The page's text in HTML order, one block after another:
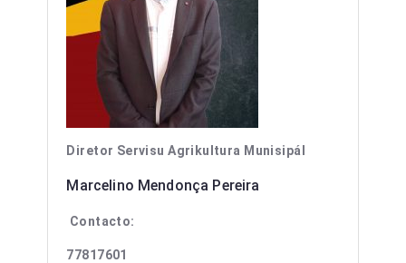
Diretor Servisu Agrikultura Munisipál
Marcelino Mendonça Pereira
Contacto:
77817601